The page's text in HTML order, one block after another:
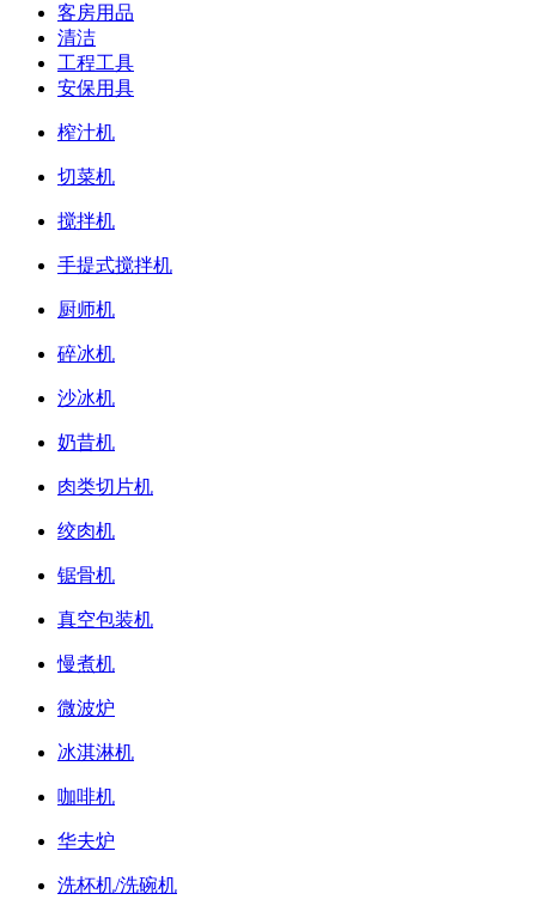
客房用品
清洁
工程工具
安保用具
榨汁机
切菜机
搅拌机
手提式搅拌机
厨师机
碎冰机
沙冰机
奶昔机
肉类切片机
绞肉机
锯骨机
真空包装机
慢煮机
微波炉
冰淇淋机
咖啡机
华夫炉
洗杯机/洗碗机